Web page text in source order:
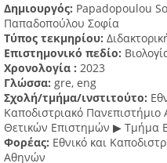
Δημιουργός: Papadopoulou
Παπαδοπούλου Σοφία
Τύπος τεκμηρίου:
Επιστημονικό πεδίο:
Χρονολογία : 2023
Γλώσσα: gre, eng
Σχολή/τμήμα/ινστιτούτο:
Καποδιστριακό
Θετικών Επιστημών ▶ Τμήμα
Φορέας: Εθνικό και
Αθηνών